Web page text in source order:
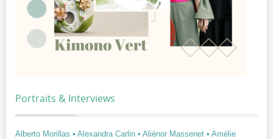
Portraits & Interviews
Alberto Morillas • Alexandra Carlin • Aliénor Massenet • Amélie